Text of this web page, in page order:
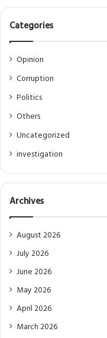
Categories
Opinion
Corruption
Politics
Others
Uncategorized
investigation
Archives
August 2026
July 2026
June 2026
May 2026
April 2026
March 2026